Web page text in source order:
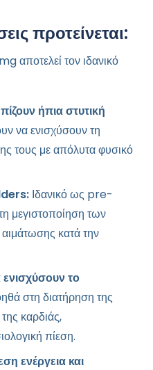
προτείνεται:
τον ιδανικό
ήπια στυτική
να ενισχύσουν τη
τους με απόλυτα φυσικό
Ιδανικό ως pre-
μεγιστοποίηση των
κατά την
το
στη διατήρηση της
καρδιάς,
πίεση.
ενέργεια και